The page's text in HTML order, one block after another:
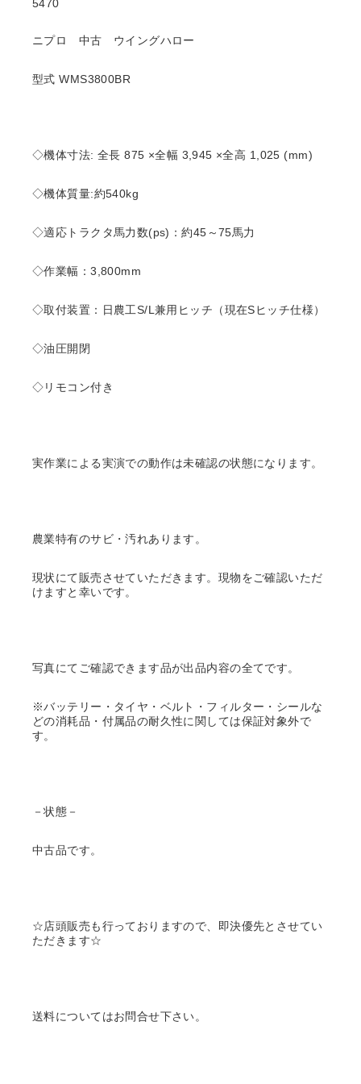
5470
ニプロ 中古 ウイングハロー
型式 WMS3800BR
◇機体寸法: 全長 875 ×全幅 3,945 ×全高 1,025 (mm)
◇機体質量:約540kg
◇適応トラクタ馬力数(ps)：約45～75馬力
◇作業幅：3,800mm
◇取付装置：日農工S/L兼用ヒッチ（現在Sヒッチ仕様）
◇油圧開閉
◇リモコン付き
実作業による実演での動作は未確認の状態になります。
農業特有のサビ・汚れあります。
現状にて販売させていただきます。現物をご確認いただ
けますと幸いです。
写真にてご確認できます品が出品内容の全てです。
※バッテリー・タイヤ・ベルト・フィルター・シールな
どの消耗品・付属品の耐久性に関しては保証対象外で
す。
－状態－
中古品です。
☆店頭販売も行っておりますので、即決優先とさせてい
ただきます☆
送料についてはお問合せ下さい。